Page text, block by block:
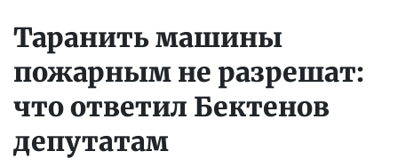
Таранить машины
пожарным не разрешат:
что ответил Бектенов
депутатам